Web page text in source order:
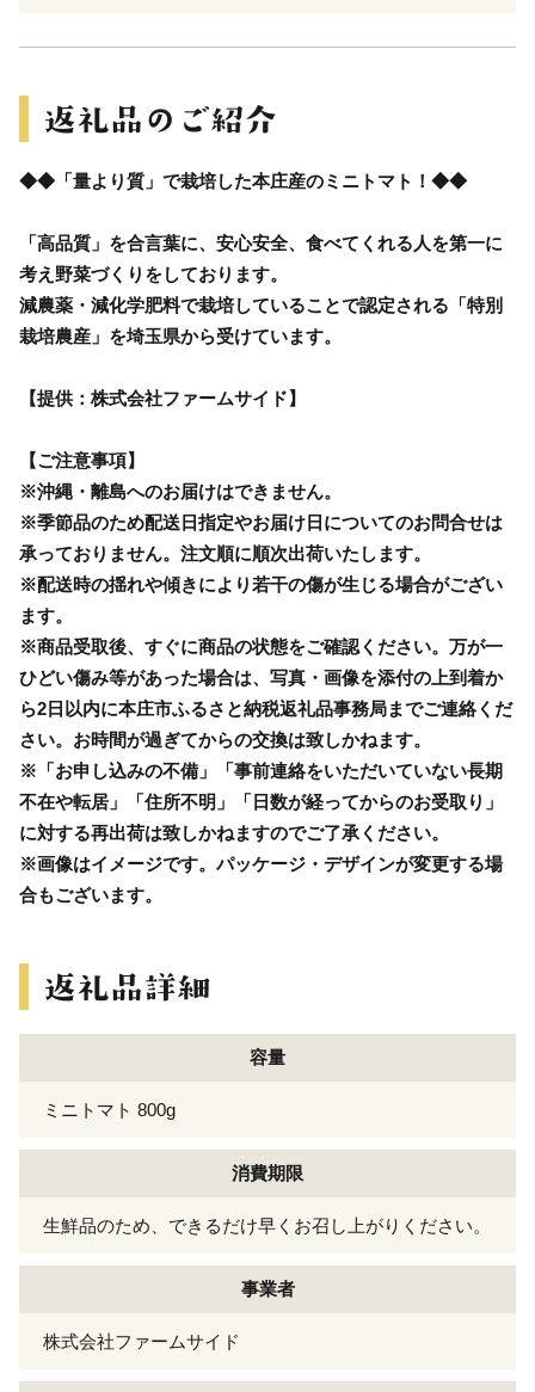
◆◆「量より質」で栽培した本庄産のミニトマト！◆◆
「高品質」を合言葉に、安心安全、食べてくれる人を第一に
考え野菜づくりをしております。
減農薬・減化学肥料で栽培していることで認定される「特別
栽培農産」を埼玉県から受けています。
【提供：株式会社ファームサイド】
【ご注意事項】
※沖縄・離島へのお届けはできません。
※季節品のため配送日指定やお届け日についてのお問合せは
承っておりません。注文順に順次出荷いたします。
※配送時の揺れや傾きにより若干の傷が生じる場合がござい
ます。
※商品受取後、すぐに商品の状態をご確認ください。万が一
ひどい傷み等があった場合は、写真・画像を添付の上到着か
ら2日以内に本庄市ふるさと納税返礼品事務局までご連絡くだ
さい。お時間が過ぎてからの交換は致しかねます。
※「お申し込みの不備」「事前連絡をいただいていない長期
不在や転居」「住所不明」「日数が経ってからのお受取り」
に対する再出荷は致しかねますのでご了承ください。
※画像はイメージです。パッケージ・デザインが変更する場
合もございます。
容量
ミニトマト 800g
消費期限
生鮮品のため、できるだけ早くお召し上がりください。
事業者
株式会社ファームサイド